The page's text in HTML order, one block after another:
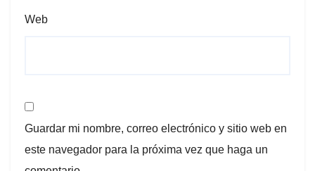
Web
Guardar mi nombre, correo electrónico y sitio web en
este navegador para la próxima vez que haga un